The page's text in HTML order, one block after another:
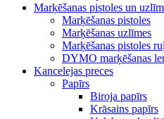
Marķēšanas pistoles un
Marķēšanas pistoles
Marķēšanas uzlīmes
Marķēšanas pistoles
DYMO marķēšanas
Kancelejas preces
Papīrs
Biroja papīrs
Krāsains papīrs